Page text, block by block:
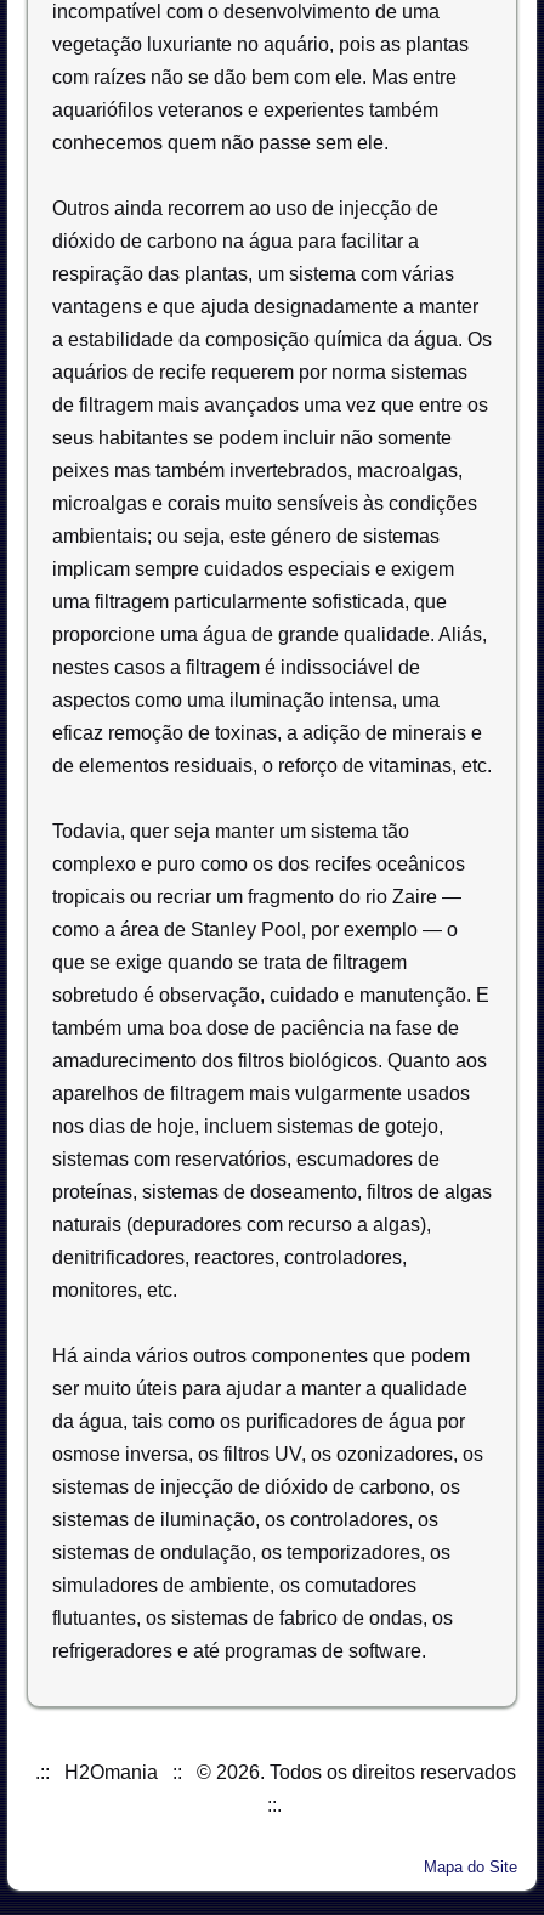
incompatível com o desenvolvimento de uma
vegetação luxuriante no aquário, pois as plantas
com raízes não se dão bem com ele. Mas entre
aquariófilos veteranos e experientes também
conhecemos quem não passe sem ele.
Outros ainda recorrem ao uso de injecção de
dióxido de carbono na água para facilitar a
respiração das plantas, um sistema com várias
vantagens e que ajuda designadamente a manter
a estabilidade da composição química da água. Os
aquários de recife requerem por norma sistemas
de filtragem mais avançados uma vez que entre os
seus habitantes se podem incluir não somente
peixes mas também invertebrados, macroalgas,
microalgas e corais muito sensíveis às condições
ambientais; ou seja, este género de sistemas
implicam sempre cuidados especiais e exigem
uma filtragem particularmente sofisticada, que
proporcione uma água de grande qualidade. Aliás,
nestes casos a filtragem é indissociável de
aspectos como uma iluminação intensa, uma
eficaz remoção de toxinas, a adição de minerais e
de elementos residuais, o reforço de vitaminas, etc.
Todavia, quer seja manter um sistema tão
complexo e puro como os dos recifes oceânicos
tropicais ou recriar um fragmento do rio Zaire —
como a área de Stanley Pool, por exemplo — o
que se exige quando se trata de filtragem
sobretudo é observação, cuidado e manutenção. E
também uma boa dose de paciência na fase de
amadurecimento dos filtros biológicos. Quanto aos
aparelhos de filtragem mais vulgarmente usados
nos dias de hoje, incluem sistemas de gotejo,
sistemas com reservatórios, escumadores de
proteínas, sistemas de doseamento, filtros de algas
naturais (depuradores com recurso a algas),
denitrificadores, reactores, controladores,
monitores, etc.
Há ainda vários outros componentes que podem
ser muito úteis para ajudar a manter a qualidade
da água, tais como os purificadores de água por
osmose inversa, os filtros UV, os ozonizadores, os
sistemas de injecção de dióxido de carbono, os
sistemas de iluminação, os controladores, os
sistemas de ondulação, os temporizadores, os
simuladores de ambiente, os comutadores
flutuantes, os sistemas de fabrico de ondas, os
refrigeradores e até programas de software.
.:: H2Omania :: © 2026. Todos os direitos reservados
::.
Mapa do Site